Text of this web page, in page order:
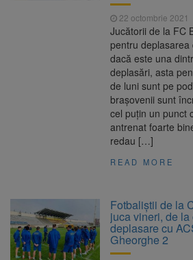
22 octombrie 2021
Jucătorii de la FC
pentru
dacă este una
deplasări, asta
de luni sunt pe
braşovenii sunt
cel puţin un punct
antrenat foarte
redau […]
READ MORE
Fotbaliștii de la
juca vineri, de la
deplasare cu
Gheorghe 2